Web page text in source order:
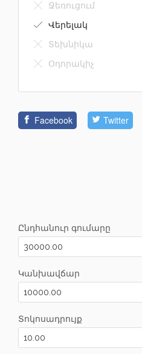
Ջեռուցում
Վերելակ
Տեխնիկա
Օդորակիչ
Facebook Twitter
Ընդհանուր գումարը
Կանխավճար
Տոկոսադրույք